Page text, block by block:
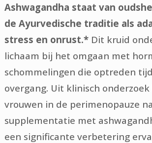
Ashwagandha staat van
de Ayurvedische traditie als
stress en onrust.* Dit kruid
lichaam bij het omgaan met
schommelingen die optreden
overgang. Uit klinisch
vrouwen in de perimenopauze
supplementatie met
een significante verbetering